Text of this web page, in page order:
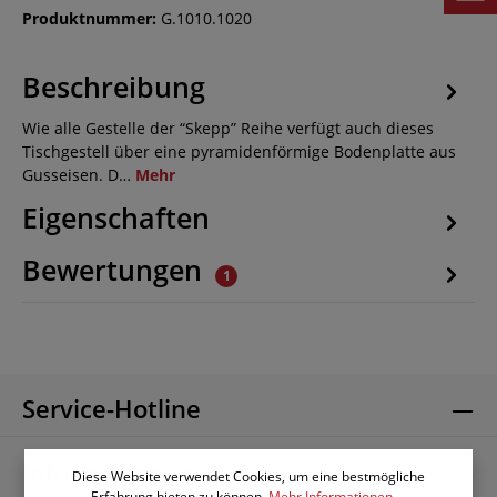
Produktnummer: G.1010.1020
Beschreibung
Wie alle Gestelle der “Skepp” Reihe verfügt auch dieses
Tischgestell über eine pyramidenförmige Bodenplatte aus
Gusseisen. D… Mehr
Eigenschaften
Bewertungen
1
Service-Hotline
Informationen
Diese Website verwendet Cookies, um eine bestmögliche